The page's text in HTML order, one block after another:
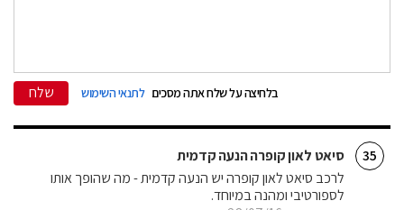
בלחיצה על שלח אתה מסכים לתנאי השימוש שלח
35 סיאט לאון קופרה הנעה קדמית
לרכב סיאט לאון קופרה יש הנעה קדמית - מה שהופך אותו
לספורטיבי ומהנה במיוחד.